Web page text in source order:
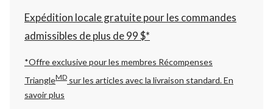
Expédition locale gratuite pour les commandes
admissibles de plus de 99 $*
*Offre exclusive pour les membres Récompenses
TriangleMD sur les articles avec la livraison standard.En
savoir plus